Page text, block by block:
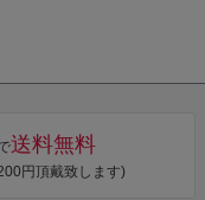
【メール便不
【メール便不
送料無料
円頂戴致します)